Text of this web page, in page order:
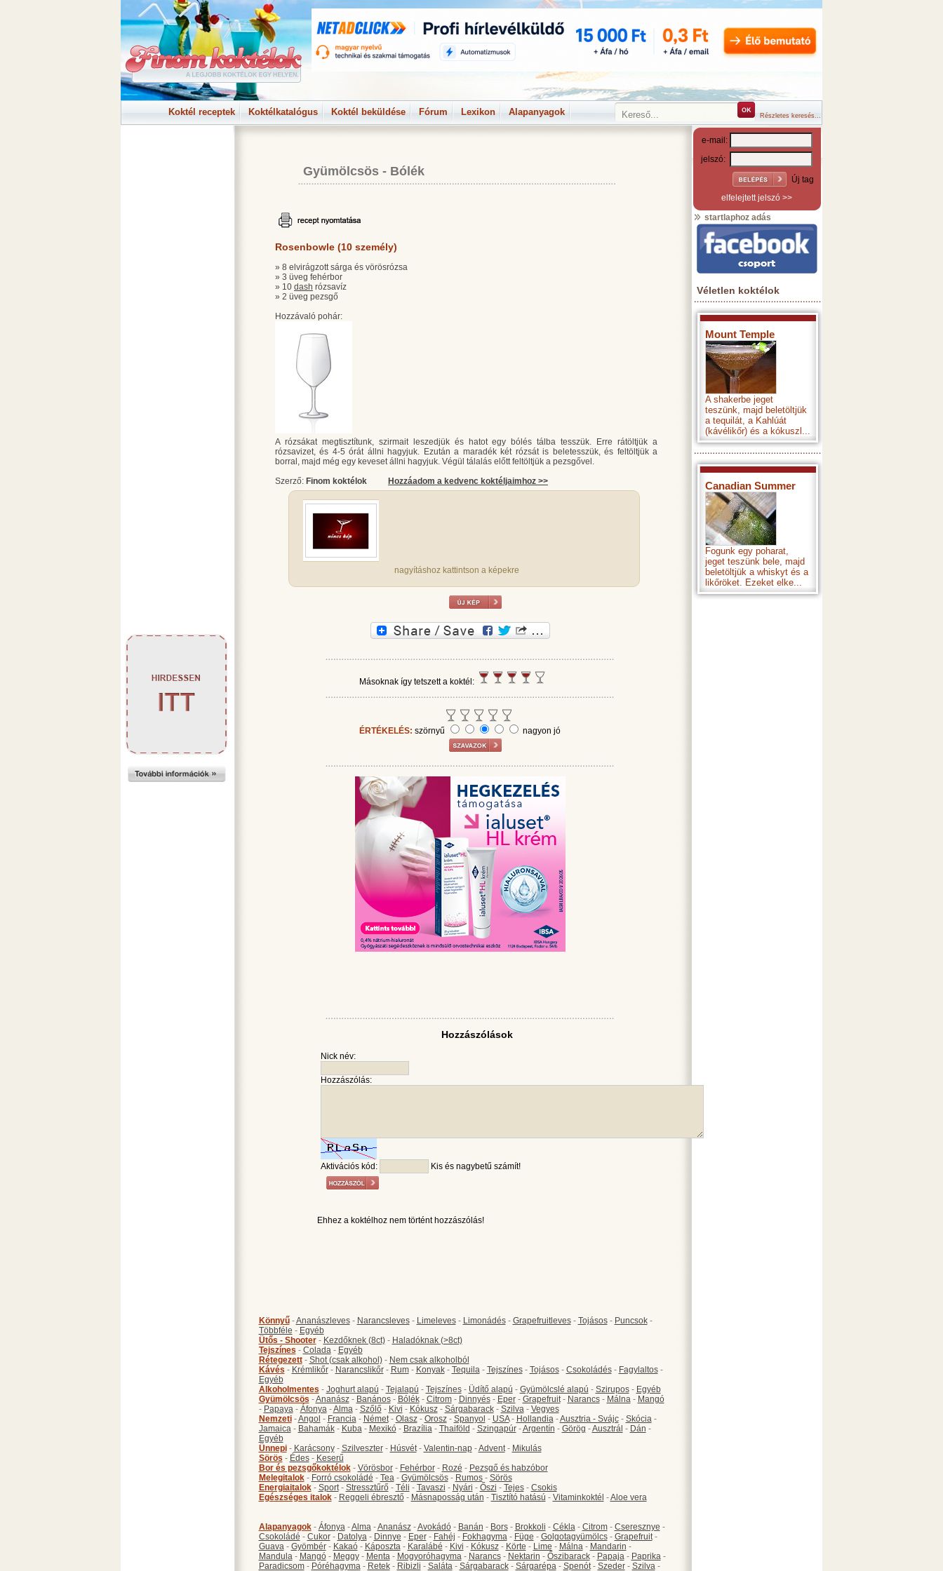
Koktél receptek Koktélkatalógus Koktél beküldése Fórum Lexikon Alapanyagok Részletes keresés...
Gyümölcsös - Bólék
Rosenbowle (10 személy)
» 8 elvirágzott sárga és vörösrózsa
» 3 üveg fehérbor
» 10 dash rózsavíz
» 2 üveg pezsgő
Hozzávaló pohár:
A rózsákat megtisztítunk, szirmait leszedjük és hatot egy bólés tálba tesszük. Erre rátöltjük a
rózsavizet, és 4-5 órát állni hagyjuk. Ezután a maradék két rózsát is beletesszük, és feltöltjük a
borral, majd még egy keveset állni hagyjuk. Végül tálalás előtt feltöltjük a pezsgővel.
Szerző: Finom koktélok Hozzáadom a kedvenc koktéljaimhoz >>
nagyításhoz kattintson a képekre
Másoknak így tetszett a koktél:
ÉRTÉKELÉS: szörnyű nagyon jó
Hozzászólások
Nick név:
Hozzászólás:
Aktivációs kód: Kis és nagybetű számít!
Ehhez a koktélhoz nem történt hozzászólás!
Könnyű-Ananászleves- Narancsleves- Limeleves- Limonádés- Grapefruitleves- Tojásos- Puncsok-
Többféle - Egyéb
Ütős - Shooter- Kezdőknek (8ct)- Haladóknak (>8ct)
Tejszínes - Colada- Egyéb
Rétegezett- Shot (csak alkohol)- Nem csak alkoholból
Kávés - Krémlikőr- Narancslikőr- Rum- Konyak- Tequila- Tejszínes- Tojásos- Csokoládés- Fagylaltos-
Egyéb
Alkoholmentes - Joghurt alapú - Tejalapú - Tejszínes- Üdítő alapú - Gyümölcslé alapú - Szirupos- Egyéb
Gyümölcsös -Ananász- Banános- Bólék- Citrom- Dinnyés- Eper- Grapefruit- Narancs- Málna- Mangó
- Papaya- Áfonya-Alma- Szőlő- Kivi - Kókusz- Sárgabarack- Szilva- Vegyes
Nemzeti-Angol - Francia- Német- Olasz- Orosz- Spanyol - USA- Hollandia-Ausztria - Svájc- Skócia-
Jamaica- Bahamák- Kuba- Mexikó- Brazília- Thaiföld - Szingapúr-Argentín - Görög -Ausztrál - Dán -
Egyéb
Ünnepi- Karácsony- Szilveszter- Húsvét- Valentin-nap-Advent- Mikulás
Sörös - Édes- Keserű
Bor és pezsgőkoktélok- Vörösbor- Fehérbor- Rozé - Pezsgő és habzóbor
Melegitalok- Forró csokoládé - Tea- Gyümölcsös- Rumos- Sörös
Energiaitalok- Sport- Stressztűrő- Téli - Tavaszi - Nyári - Őszi - Tejes- Csokis
Egészséges italok- Reggeli ébresztő- Másnaposság után - Tisztító hatású - Vitaminkoktél -Aloe vera
Alapanyagok- Áfonya-Alma-Ananász-Avokádó- Banán - Bors- Brokkoli - Cékla- Citrom- Cseresznye -
Csokoládé - Cukor- Datolya- Dinnye - Eper- Fahéj - Fokhagyma- Füge - Golgotagyümölcs- Grapefruit-
Guava- Gyömbér- Kakaó- Káposzta- Karalábé - Kivi - Kókusz- Körte - Lime - Málna- Mandarin -
Mandula- Mangó- Meggy- Menta- Mogyoróhagyma- Narancs- Nektarin - Őszibarack- Papaja- Paprika-
Paradicsom- Póréhagyma- Retek- Ribizli - Saláta- Sárgabarack- Sárgarépa- Spenót- Szeder- Szilva-
e-mail:
jelszó:
Új tag
elfelejtett jelszó >>
startlaphoz adás
Véletlen koktélok
Mount Temple
A shakerbe jeget
teszünk, majd beletöltjük
a tequilát, a Kahlúát
(kávélikőr) és a kókuszl...
Canadian Summer
Fogunk egy poharat,
jeget teszünk bele, majd
beletöltjük a whiskyt és a
likőröket. Ezeket elke...